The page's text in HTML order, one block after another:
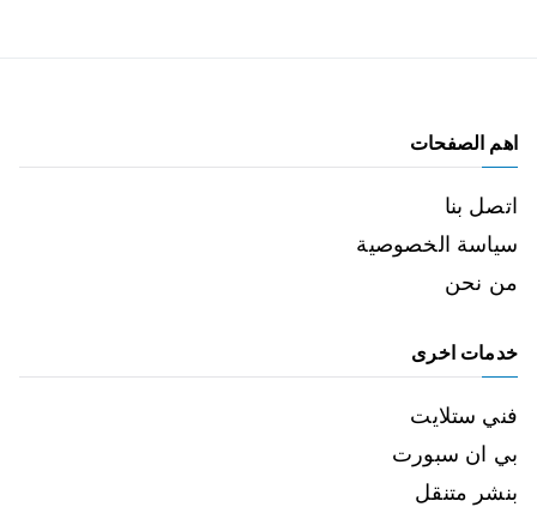
اهم الصفحات
اتصل بنا
سياسة الخصوصية
من نحن
خدمات اخرى
فني ستلايت
بي ان سبورت
بنشر متنقل